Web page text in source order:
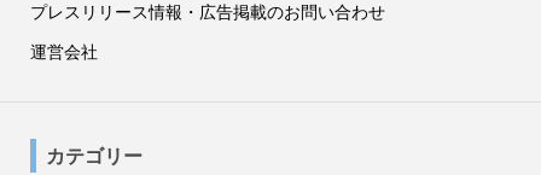
プレスリリース情報・広告掲載のお問い合わせ
運営会社
カテゴリー